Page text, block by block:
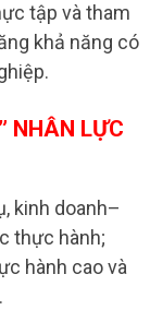
tập và tham
khả năng có
NHÂN LỰC
kinh doanh–
thực hành;
hành cao và